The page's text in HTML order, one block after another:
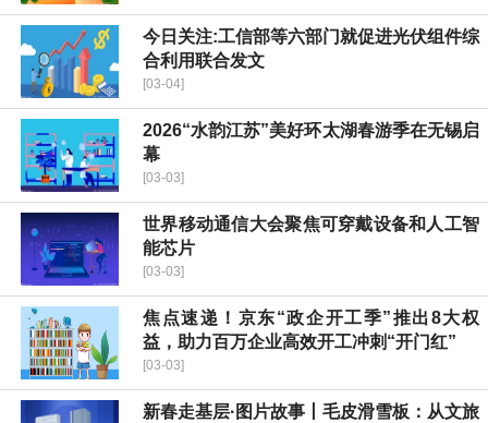
今日关注:工信部等六部门就促进光伏组件综
合利用联合发文
[03-04]
2026“水韵江苏”美好环太湖春游季在无锡启
幕
[03-03]
世界移动通信大会聚焦可穿戴设备和人工智
能芯片
[03-03]
焦点速递！京东“政企开工季”推出8大权
益，助力百万企业高效开工冲刺“开门红”
[03-03]
新春走基层·图片故事丨毛皮滑雪板：从文旅